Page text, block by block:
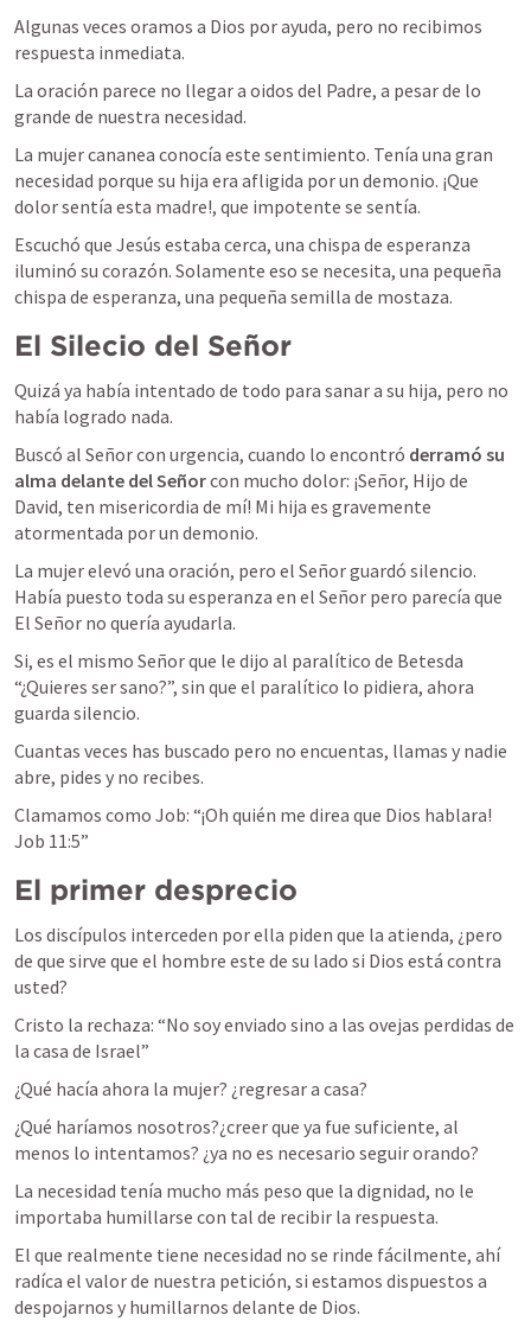
Algunas veces oramos a Dios por ayuda, pero no recibimos
respuesta inmediata.
La oración parece no llegar a oidos del Padre, a pesar de lo
grande de nuestra necesidad.
La mujer cananea conocía este sentimiento. Tenía una gran
necesidad porque su hija era afligida por un demonio. ¡Que
dolor sentía esta madre!, que impotente se sentía.
Escuchó que Jesús estaba cerca, una chispa de esperanza
iluminó su corazón. Solamente eso se necesita, una pequeña
chispa de esperanza, una pequeña semilla de mostaza.
El Silecio del Señor
Quizá ya había intentado de todo para sanar a su hija, pero no
había logrado nada.
Buscó al Señor con urgencia, cuando lo encontró derramó su
alma delante del Señor con mucho dolor: ¡Señor, Hijo de
David, ten misericordia de mí! Mi hija es gravemente
atormentada por un demonio.
La mujer elevó una oración, pero el Señor guardó silencio.
Había puesto toda su esperanza en el Señor pero parecía que
El Señor no quería ayudarla.
Si, es el mismo Señor que le dijo al paralítico de Betesda
“¿Quieres ser sano?”, sin que el paralítico lo pidiera, ahora
guarda silencio.
Cuantas veces has buscado pero no encuentas, llamas y nadie
abre, pides y no recibes.
Job 11:5”
El primer desprecio
Los discípulos interceden por ella piden que la atienda, ¿pero
de que sirve que el hombre este de su lado si Dios está contra
usted?
Cristo la rechaza: “No soy enviado sino a las ovejas perdidas de
la casa de Israel”
¿Qué hacía ahora la mujer? ¿regresar a casa?
¿Qué haríamos nosotros?¿creer que ya fue suficiente, al
menos lo intentamos? ¿ya no es necesario seguir orando?
La necesidad tenía mucho más peso que la dignidad, no le
importaba humillarse con tal de recibir la respuesta.
El que realmente tiene necesidad no se rinde fácilmente, ahí
radíca el valor de nuestra petición, si estamos dispuestos a
despojarnos y humillarnos delante de Dios.